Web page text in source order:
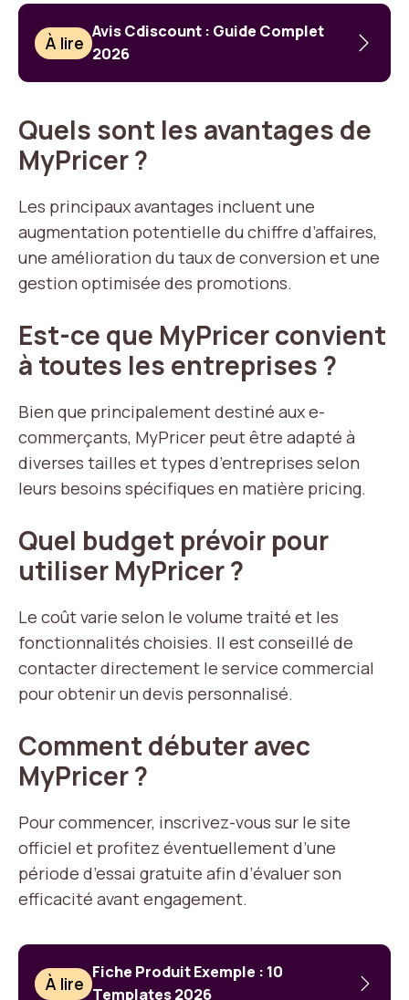
À lire
Avis Cdiscount : Guide Complet
2026
Quels sont les avantages de
MyPricer ?
Les principaux avantages incluent une
augmentation potentielle du chiffre d’affaires,
une amélioration du taux de conversion et une
gestion optimisée des promotions.
Est-ce que MyPricer convient
à toutes les entreprises ?
Bien que principalement destiné aux e-
commerçants, MyPricer peut être adapté à
diverses tailles et types d’entreprises selon
leurs besoins spécifiques en matière pricing.
Quel budget prévoir pour
utiliser MyPricer ?
Le coût varie selon le volume traité et les
fonctionnalités choisies. Il est conseillé de
contacter directement le service commercial
pour obtenir un devis personnalisé.
Comment débuter avec
MyPricer ?
Pour commencer, inscrivez-vous sur le site
officiel et profitez éventuellement d’une
période d’essai gratuite afin d’évaluer son
efficacité avant engagement.
À lire
Fiche Produit Exemple : 10
Templates 2026